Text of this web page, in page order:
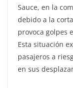
Sauce, en la
debido a la
provoca golpes
Esta situación
pasajeros a
en sus